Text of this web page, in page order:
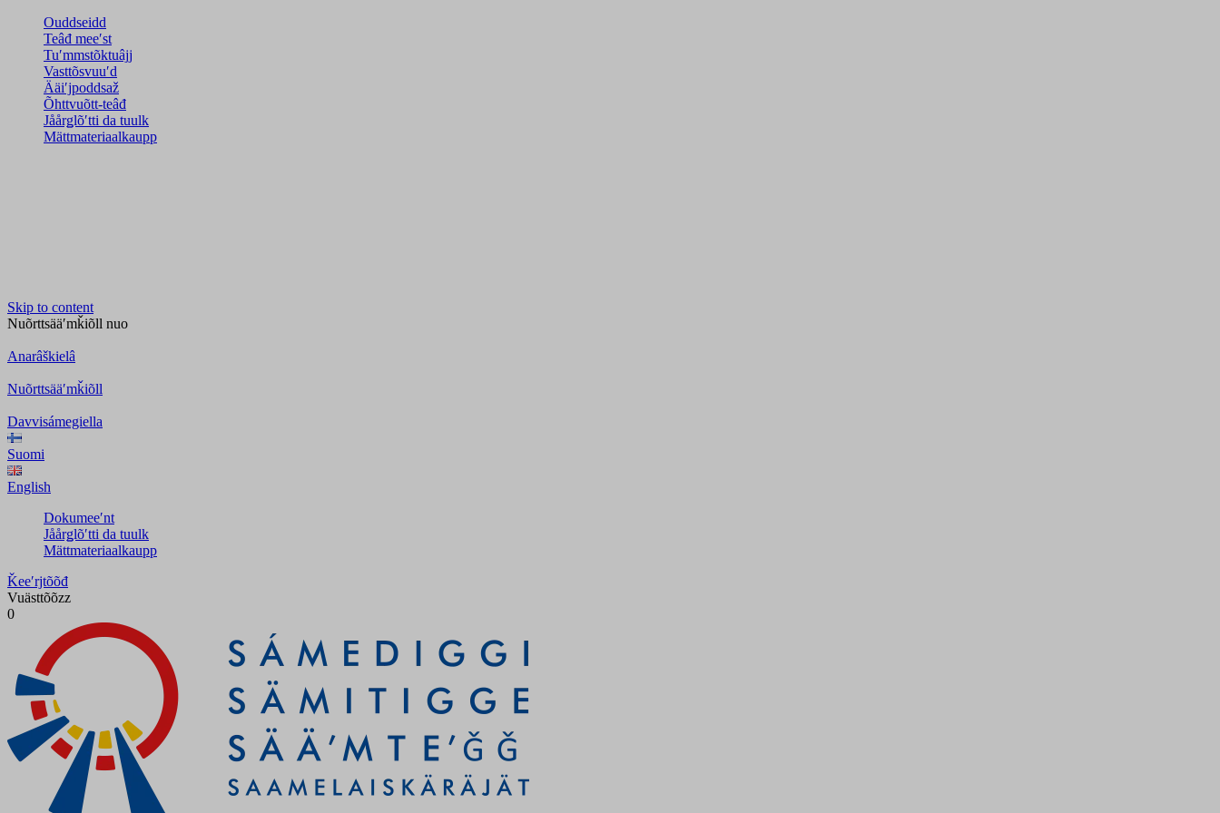
Ouddseidd
Teâđ meeʹst
Tuʹmmstõktuâjj
Vasttõsvuuʹd
Ääiʹjpoddsaž
Õhttvuõtt-teâđ
Jåårǥlõʹtti da tuulk
Mättmateriaalkaupp
Skip to content
Nuõrttsääʹmǩiõll nuo
Anarâškielâ
Nuõrttsääʹmǩiõll
Davvisámegiella
Suomi
English
Dokumeeʹnt
Jåårǥlõʹtti da tuulk
Mättmateriaalkaupp
Ǩeeʹrjtõõđ
Vuästtõõzz
0